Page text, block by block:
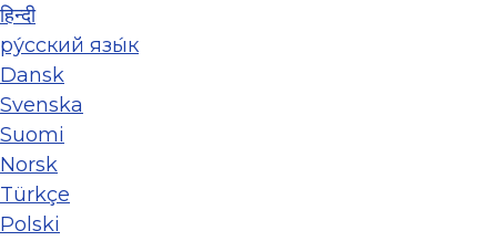
हिन्दी
ру́сский язы́к
Dansk
Svenska
Suomi
Norsk
Türkçe
Polski